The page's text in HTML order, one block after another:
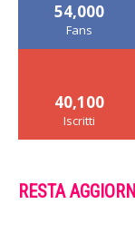
54,000
Fans
40,100
Iscritti
RESTA